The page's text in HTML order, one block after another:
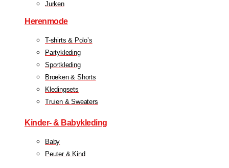
Jurken
Herenmode
T-shirts & Polo’s
Partykleding
Sportkleding
Broeken & Shorts
Kledingsets
Truien & Sweaters
Kinder- & Babykleding
Baby
Peuter & Kind